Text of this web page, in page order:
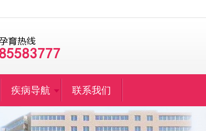
疾病导航 联系我们